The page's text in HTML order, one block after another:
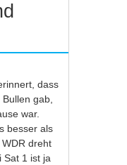
dass
gab,
war.
besser als
dreht
Sat 1 ist ja